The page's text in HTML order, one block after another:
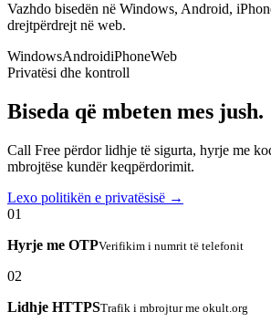
Vazhdo bisedën në Windows, Android,
drejtpërdrejt në web.
WindowsAndroidiPhoneWeb
Privatësi dhe kontroll
Biseda që mbeten mes jush.
Call Free përdor lidhje të sigurta, hyrje me
mbrojtëse kundër keqpërdorimit.
Lexo politikën e privatësisë →
01
Hyrje me OTPVerifikim i numrit të telefonit
02
Lidhje HTTPSTrafik i mbrojtur me okult.org